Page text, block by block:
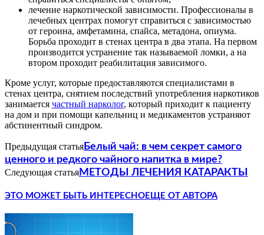
лечение наркотической зависимости. Профессионалы в
лечебных центрах помогут справиться с зависимостью
от героина, амфетамина, спайса, метадона, опиума.
Борьба проходит в стенах центра в два этапа. На первом
производится устранение так называемой ломки, а на
втором проходит реабилитация зависимого.
Кроме услуг, которые предоставляются специалистами в
стенах центра, снятием последствий употребления наркотиков
занимается частный нарколог, который приходит к пациенту
на дом и при помощи капельниц и медикаментов устраняют
абстинентный синдром.
Предыдущая статьяБелый чай: в чем секрет самого
ценного и редкого чайного напитка в мире?
Следующая статьяМЕТОДЫ ЛЕЧЕНИЯ КАТАРАКТЫ
ЭТО МОЖЕТ БЫТЬ ИНТЕРЕСНО ЕЩЕ ОТ АВТОРА